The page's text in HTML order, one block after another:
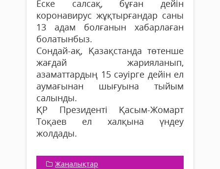
Еске салсақ, бұған дейін
коронавирус жұқтырғандар саны
13 адам болғанын хабарлаған
болатынбыз.
Сондай-ақ, Қазақстанда төтенше
жағдай жарияланып,
азаматтардың 15 сәуірге дейін ел
аумағынан шығуына тыйым
салынды.
ҚР Президенті Қасым-Жомарт
Тоқаев ел халқына үндеу
жолдады.
Жаңалықтар